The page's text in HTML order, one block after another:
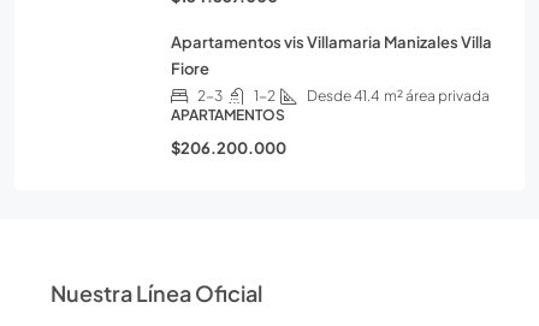
Apartamentos vis Villamaria Manizales Villa
Fiore
2-3 1-2 Desde 41.4 m² área privada
APARTAMENTOS
$206.200.000
Nuestra Línea Oficial